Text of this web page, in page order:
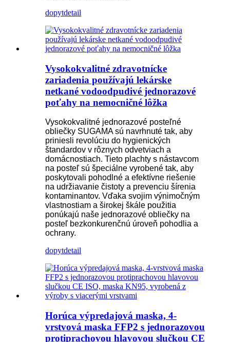
dopytdetail
Vysokokvalitné zdravotnícke
zariadenia používajú lekárske
netkané vodoodpudivé jednorazové
poťahy na nemocničné lôžka
Vysokokvalitné jednorazové posteľné
obliečky SUGAMA sú navrhnuté tak, aby
priniesli revolúciu do hygienických
štandardov v rôznych odvetviach a
domácnostiach. Tieto plachty s nástavcom
na posteľ sú špeciálne vyrobené tak, aby
poskytovali pohodlné a efektívne riešenie
na udržiavanie čistoty a prevenciu šírenia
kontaminantov. Vďaka svojim výnimočným
vlastnostiam a širokej škále použitia
ponúkajú naše jednorazové obliečky na
posteľ bezkonkurenčnú úroveň pohodlia a
ochrany.
dopytdetail
Horúca výpredajová maska, 4-
vrstvová maska FFP2 s jednorazovou
protiprachovou hlavovou slučkou CE